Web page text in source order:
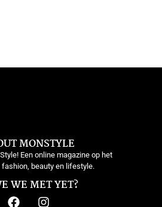
MONSTYLE
Een online magazine op het
fashion, beauty en lifestyle.
WE MET YET?